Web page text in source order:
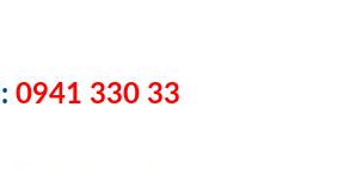
0941 330 33